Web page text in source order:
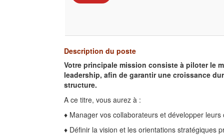
Description du poste
Votre principale mission consiste à piloter le
leadership, afin de garantir une croissance
structure.
A ce titre, vous aurez à :
♦ Manager vos collaborateurs et développer leurs
♦ Définir la vision et les orientations stratégiques